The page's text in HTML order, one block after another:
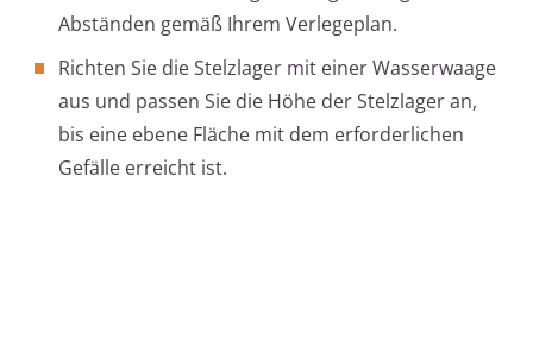
Abständen gemäß Ihrem Verlegeplan.
Richten Sie die Stelzlager mit einer Wasserwaage
aus und passen Sie die Höhe der Stelzlager an,
bis eine ebene Fläche mit dem erforderlichen
Gefälle erreicht ist.